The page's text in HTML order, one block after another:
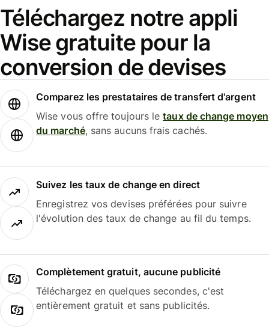
Téléchargez notre appli
Wise gratuite pour la
conversion de devises
Comparez les prestataires de transfert d'argent
Wise vous offre toujours letaux de change moyen
du marché, sans aucuns frais cachés.
Suivez les taux de change en direct
Enregistrez vos devises préférées pour suivre
l'évolution des taux de change au fil du temps.
Complètement gratuit, aucune publicité
Téléchargez en quelques secondes, c'est
entièrement gratuit et sans publicités.